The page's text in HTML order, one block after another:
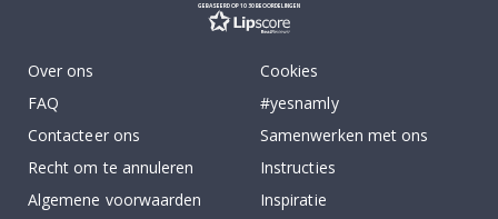
GEBASEERD OP 1030 BEOORDELINGEN
Over ons
FAQ
Contacteer ons
Recht om te annuleren
Algemene voorwaarden
Cookies
#yesnamly
Samenwerken met ons
Instructies
Inspiratie